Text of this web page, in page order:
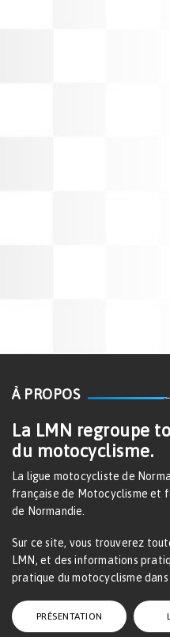
À PROPOS
La LMN regroupe
du motocyclisme.
La ligue motocycliste de
française de Motocyclisme et
de Normandie.
Sur ce site, vous trouverez
LMN, et des informations
pratique du motocyclisme
PRÉSENTATION